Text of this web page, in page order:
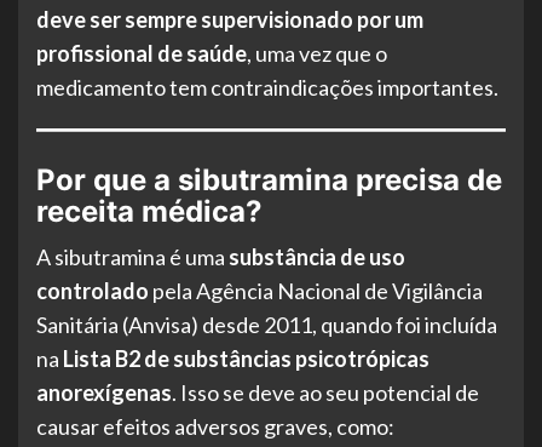
deve ser sempre supervisionado por um
profissional de saúde, uma vez que o
medicamento tem contraindicações importantes.
Por que a sibutramina precisa de
receita médica?
A sibutramina é uma substância de uso
controlado pela Agência Nacional de Vigilância
Sanitária (Anvisa) desde 2011, quando foi incluída
na Lista B2 de substâncias psicotrópicas
anorexígenas. Isso se deve ao seu potencial de
causar efeitos adversos graves, como: